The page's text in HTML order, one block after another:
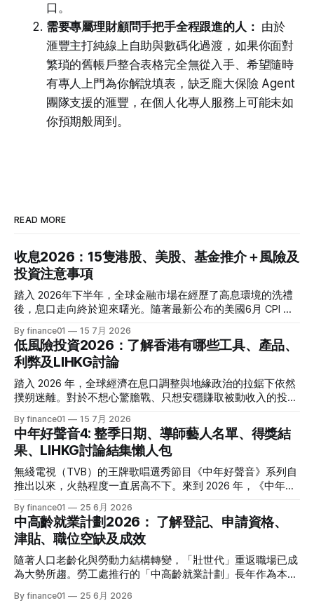
口。
需要專屬理財顧問手把手全程跟進的人： 由於
滙豐主打純線上自助與數碼化過渡，如果你面對
繁瑣的舊帳戶整合表格完全無從入手、希望隨時
有專人上門為你解說填表，缺乏龐大保險 Agent
團隊支援的滙豐，在個人化專人服務上可能未如
你預期般周到。
READ MORE
收息2026：15隻港股、美股、基金推介＋風險及
投資注意事項
踏入 2026年下半年，全球金融市場在經歷了高息環境的洗禮
後，息口走向終於迎來曙光。隨著最新公布的美國6月 CPI 同
息的預期再度升溫。 當定期存款利率逐漸從高位回落，如何
將資金轉投至能夠產生穩定現金流的收息資產，成為了今年投
資理財的核心課題。本文特別為您搜集 2026 年 7 月最新市場
數據，盤點港股、美股及基金三大領域共 15 隻熱門收息工
具，並深度拆解背後的潛在風險，助您在新一季度穩健收息！
格價與部署，以下先將這 15 隻橫跨港股、美股及基金的明星
收息產品進行系統性匯總： 範疇代號 / 名稱產品性質2026年
估算年化股息率 / 派息率派息頻率核心定位與優勢港股中國移
動 (00941)通訊藍籌6.5% - 6.6%半年配國企巨頭，現金流極
強，兼具防守與增長。港股中國海洋石油 (00883)能源藍籌
5.8% - 6.0%半年配受益於地緣政治與油價，
By finance01 15 7月 2026
低風險投資2026：了解香港有哪些工具、產品、
利弊及LIHKG討論
踏入 2026 年，全球經濟在息口調整與地緣政治的拉鋸下依然
撲朔迷離。對於不想心驚膽戰、只想安穩賺取被動收入的投資
場目前有相當多穩健的防守型工具。本文為大家盤點 2026 年
香港最新主流低風險投資產品，橫向比較其利弊，並揭秘連登
（LIHKG）「財經台」巴打們最真實、最不留情面的毒舌評
價！ 2026年香港熱門低風險投資工具一覽 在香港，低風險投
資主要圍繞「保本」與「高流動性」展開。以下是 2026 年最
受市場歡迎的 5 大產品比較： 投資工具2026年預估年回報率
資金鎖定期適合對象風險等級港元/美元定期存款2.4% - 4.0%1
個月至1年不等追求絕對保本、懶得操作的人⭐ (極低)美國國庫
債券 (T-Bills)4.0% - 4.5%1個月至30年不等懂得用美股 App、
追求比定存更高息的人⭐ (極低) 香港政府零售債券
By finance01 15 7月 2026
中年好聲音4: 整季日期、導師藝人名單、得獎結
果、LIHKG討論結集懶人包
無綫電視（TVB）的王牌歌唱選秀節目《中年好聲音》系列自
推出以來，火熱程度一直居高不下。來到 2026 年，《中年好
了更新穎的賽制，舞台與音響規格全面升級，參賽者的背景更
是臥虎藏龍，由退隱江湖的昔日歌手到各行各業的隱世歌王，
再次掀起全城「追星」與「懷舊」熱潮。 如果你錯過了部分
精彩集數，或者想一氣呵成重溫整季的精華，這篇《中年好聲
音 4》全方位懶人包將為你系統化地盤點整季賽期、星級陣
容、終極結果，並結集連登（LIHKG）討論區最地道的爆笑與
血淚評價！ 《中年好聲音 4》整季賽期與播放時間表 本季
By finance01 25 6月 2026
中高齡就業計劃2026： 了解登記、申請資格、
津貼、職位空缺及成效
隨著人口老齡化與勞動力結構轉變，「壯世代」重返職場已成
為大勢所趨。勞工處推行的「中高齡就業計劃」長年作為本港
企業聘用年長勞動力。本文將為您全面拆解 2026 年最新優化
By finance01 25 6月 2026